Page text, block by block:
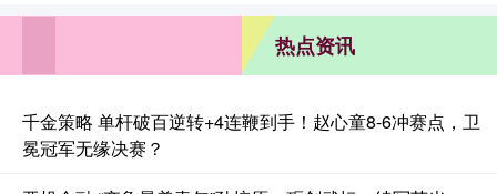
热点资讯
千金策略 单杆破百逆转+4连鞭到手！赵心童8-6冲赛点，卫
冕冠军无缘决赛？